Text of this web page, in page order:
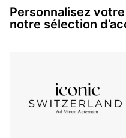
supplémentaire et des
intéressantes avec la
Personnalisez
notre sélection